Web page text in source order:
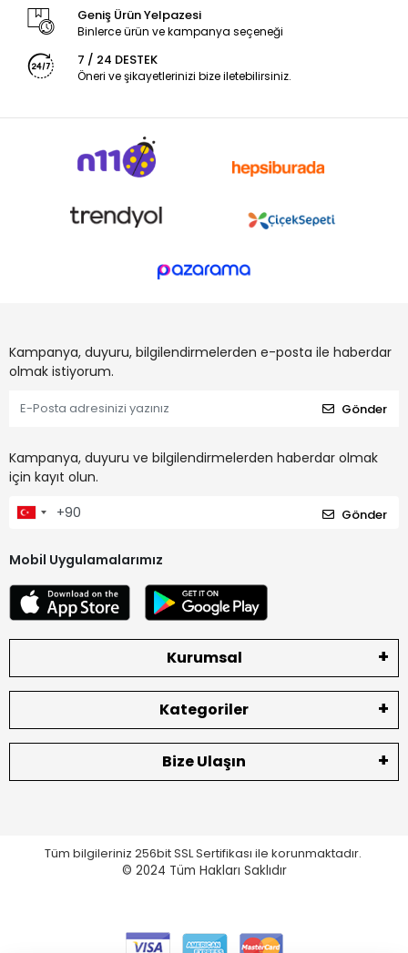
Geniş Ürün Yelpazesi
Binlerce ürün ve kampanya seçeneği
7 / 24 DESTEK
Öneri ve şikayetlerinizi bize iletebilirsiniz.
Kampanya, duyuru, bilgilendirmelerden e-posta ile haberdar
olmak istiyorum.
Gönder
Kampanya, duyuru ve bilgilendirmelerden haberdar olmak
için kayıt olun.
Gönder
Mobil Uygulamalarımız
Kurumsal
Kategoriler
Bize Ulaşın
Tüm bilgileriniz 256bit SSL Sertifikası ile korunmaktadır.
© 2024 Tüm Hakları Saklıdır